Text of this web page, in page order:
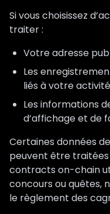
Si vous choisissez
traiter :
Votre adresse
Les
liés à votre
Les informations
d’affichage et de
Certaines données
peuvent être
contracts on-chain
concours ou quêtes,
le règlement des